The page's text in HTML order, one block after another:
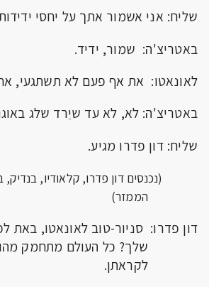
שליח: אני אשמור אתך על יחסי
באטריצ'ה: שמור, ידיד.
לאונאטו: את אף פעם לא תשתגעי,
באטריצ'ה: לא, לא עד שיֵרד שלג
שליח: דון פדרו מגיע.
(נכנסים דון פדרו, קלאודיו, בנדיק,
הממזר)
דון פדרו: סניור-טוב לאונאטו, באת
שלך? כל העולם מתחמק
לקראתן.